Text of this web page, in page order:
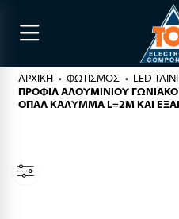
ΑΡΧΙΚΉ ΦΩΤΙΣΜΟΣ LED
ΠΡΟΦΙΛ ΑΛΟΥΜΙΝΙΟΥ ΓΩΝΙΑΚΟ
ΟΠΑΛ ΚΑΛΥΜΜΑ L=2M ΚΑΙ